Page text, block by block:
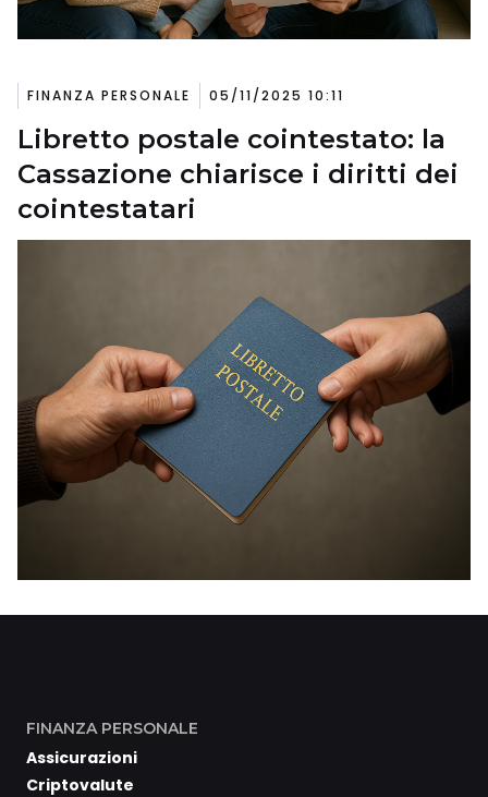
FINANZA PERSONALE 05/11/2025 10:11
Libretto postale cointestato: la
Cassazione chiarisce i diritti dei
cointestatari
FINANZA PERSONALE
Assicurazioni
Criptovalute